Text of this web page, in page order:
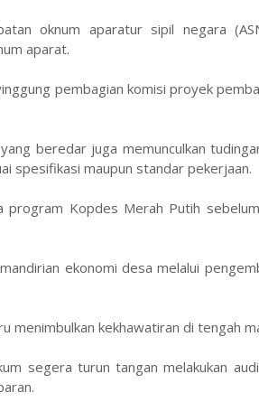
oknum aparatur sipil negara
aparat.
pembagian komisi proyek
beredar juga memunculkan
spesifikasi maupun standar pekerjaan.
Kopdes Merah Putih
ekonomi desa melalui
menimbulkan kekhawatiran di tengah
segera turun tangan melakukan